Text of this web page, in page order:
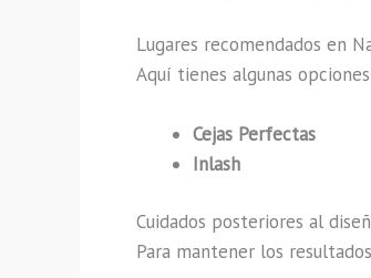
Lugares recomendados en
Aquí tienes algunas
Cejas Perfectas
Inlash
Cuidados posteriores al
Para mantener los